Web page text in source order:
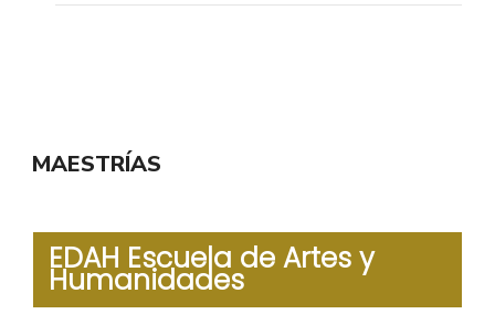
MAESTRÍAS
EDAH Escuela de Artes y
Humanidades